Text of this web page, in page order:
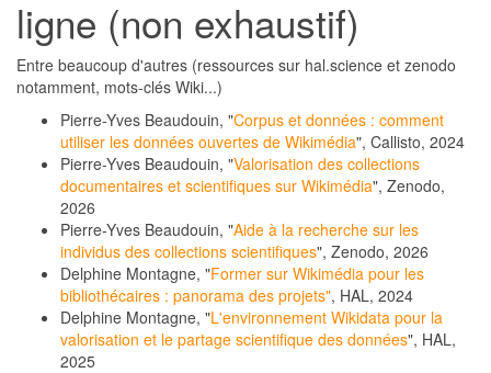
ligne (non exhaustif)
Entre beaucoup d'autres (ressources sur hal.science et zenodo
notamment, mots-clés Wiki...)
Pierre-Yves Beaudouin, "Corpus et données : comment
utiliser les données ouvertes de Wikimédia", Callisto, 2024
Pierre-Yves Beaudouin, "Valorisation des collections
documentaires et scientifiques sur Wikimédia", Zenodo,
2026
Pierre-Yves Beaudouin, "Aide à la recherche sur les
individus des collections scientifiques", Zenodo, 2026
Delphine Montagne, "Former sur Wikimédia pour les
bibliothécaires : panorama des projets", HAL, 2024
Delphine Montagne, "L'environnement Wikidata pour la
valorisation et le partage scientifique des données", HAL,
2025